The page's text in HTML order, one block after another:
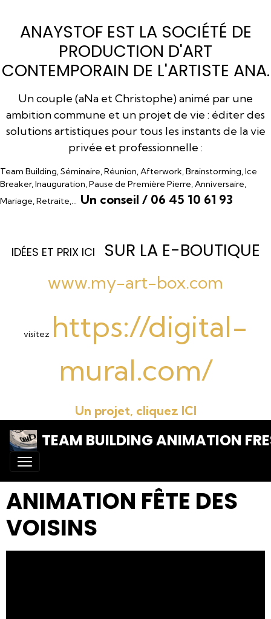
ANAYSTOF EST LA SOCIÉTÉ DE
PRODUCTION D'ART
CONTEMPORAIN DE L'ARTISTE ANA.
Un couple (aNa et Christophe) animé par une
ambition commune et un projet de vie : éditer des
solutions artistiques pour tous les instants de la vie
privée et professionnelle :
Team Building, Séminaire, Réunion, Afterwork, Brainstorming, Ice
Breaker, Inauguration, Pause de Première Pierre, Anniversaire,
Mariage, Retraite,… Un conseil / 06 45 10 61 93
IDÉES ET PRIX ICI SUR LA E-BOUTIQUE
www.my-art-box.com
visitez https://digital-
mural.com/
Un projet, cliquez ICI
TEAM BUILDING ANIMATION
ANIMATION FÊTE DES
VOISINS